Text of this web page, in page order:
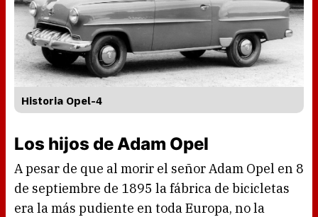
Historia Opel-4
Los hijos de Adam Opel
A pesar de que al morir el señor Adam Opel en 8
de septiembre de 1895 la fábrica de bicicletas
era la más pudiente en toda Europa, no la